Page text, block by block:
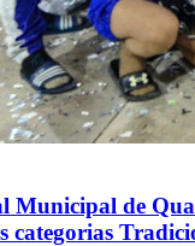
Municipal de
categorias